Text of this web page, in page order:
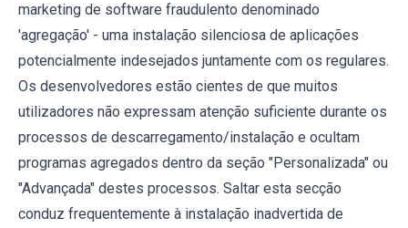
marketing de software fraudulento denominado
'agregação' - uma instalação silenciosa de aplicações
potencialmente indesejados juntamente com os regulares.
Os desenvolvedores estão cientes de que muitos
utilizadores não expressam atenção suficiente durante os
processos de descarregamento/instalação e ocultam
programas agregados dentro da seção "Personalizada" ou
"Advançada" destes processos. Saltar esta secção
conduz frequentemente à instalação inadvertida de